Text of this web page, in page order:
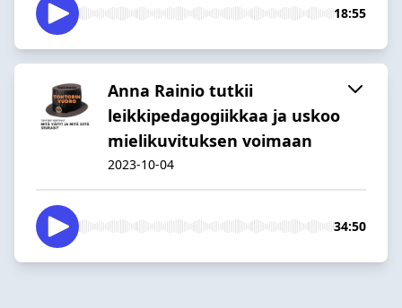
18:55
Anna Rainio tutkii
leikkipedagogiikkaa ja uskoo
mielikuvituksen voimaan
2023-10-04
34:50